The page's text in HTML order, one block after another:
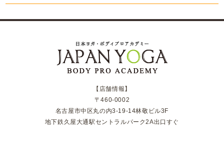
【店舗情報】
〒460-0002
名古屋市中区丸の内3-19-14林敬ビル3F
地下鉄久屋大通駅セントラルパーク2A出口すぐ